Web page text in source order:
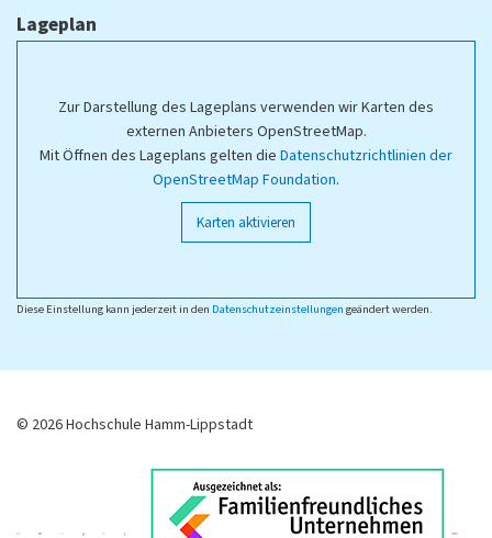
Lageplan
Zur Darstellung des Lageplans verwenden wir Karten des
externen Anbieters OpenStreetMap.
Mit Öffnen des Lageplans gelten die Datenschutzrichtlinien der
OpenStreetMap Foundation.
Karten aktivieren
Diese Einstellung kann jederzeit in den Datenschutzeinstellungen geändert werden.
© 2026 Hochschule Hamm-Lippstadt